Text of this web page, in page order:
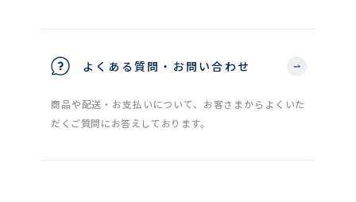
よくある質問・お問い合わせ
商品や配送・お支払いについて、お客さまからよくいた
だくご質問にお答えしております。